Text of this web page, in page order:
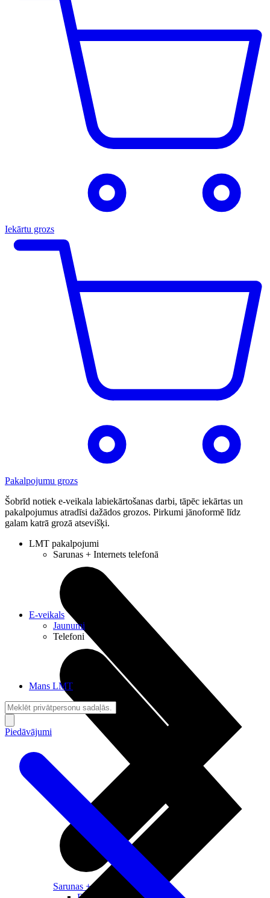
Iekārtu grozs
Pakalpojumu grozs
Šobrīd notiek e-veikala labiekārtošanas darbi, tāpēc iekārtas un
pakalpojumus atradīsi dažādos grozos. Pirkumi jānoformē līdz
galam katrā grozā atsevišķi.
LMT pakalpojumi
Sarunas + Internets telefonā
Sarunas + Internets
E-veikals
Jaunumi
Telefoni
Mans LMT
Piedāvājumi